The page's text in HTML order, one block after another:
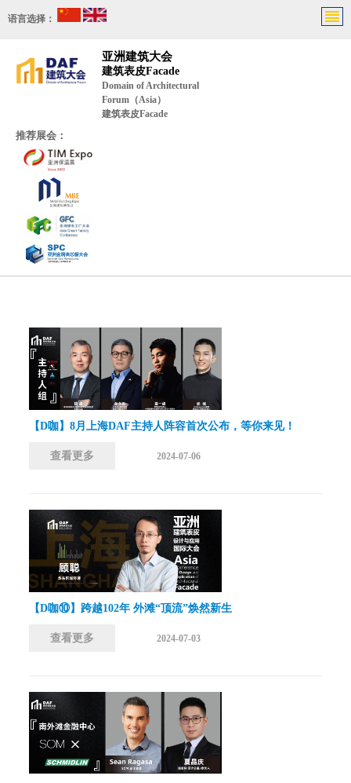
语言选择：
亚洲建筑大会
建筑表皮Facade
Domain of Architectural
Forum（Asia）
建筑表皮Facade
推荐展会：
【D咖】8月上海DAF主持人阵容首次公布，等你来见！
查看更多 2024-07-06
【D咖⑩】跨越102年 外滩“顶流”焕然新生
查看更多 2024-07-03